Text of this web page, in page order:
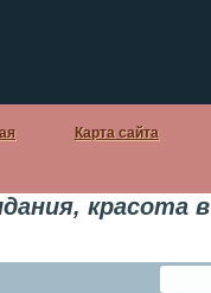
Карта сайта
красота в